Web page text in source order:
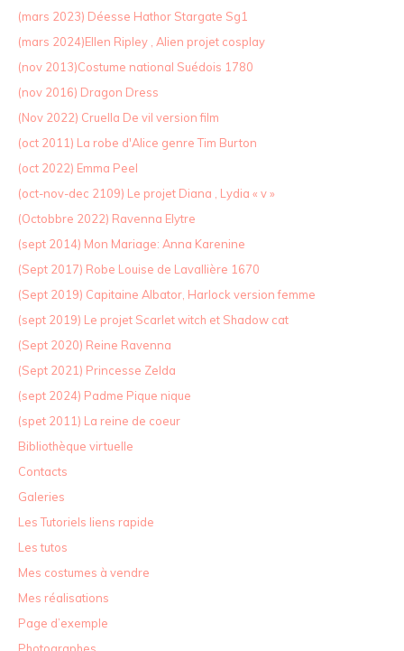
(mars 2023) Déesse Hathor Stargate Sg1
(mars 2024)Ellen Ripley , Alien projet cosplay
(nov 2013)Costume national Suédois 1780
(nov 2016) Dragon Dress
(Nov 2022) Cruella De vil version film
(oct 2011) La robe d'Alice genre Tim Burton
(oct 2022) Emma Peel
(oct-nov-dec 2109) Le projet Diana , Lydia « v »
(Octobbre 2022) Ravenna Elytre
(sept 2014) Mon Mariage: Anna Karenine
(Sept 2017) Robe Louise de Lavallière 1670
(Sept 2019) Capitaine Albator, Harlock version femme
(sept 2019) Le projet Scarlet witch et Shadow cat
(Sept 2020) Reine Ravenna
(Sept 2021) Princesse Zelda
(sept 2024) Padme Pique nique
(spet 2011) La reine de coeur
Bibliothèque virtuelle
Contacts
Galeries
Les Tutoriels liens rapide
Les tutos
Mes costumes à vendre
Mes réalisations
Page d’exemple